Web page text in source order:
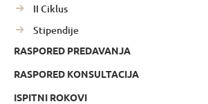
II Ciklus
Stipendije
RASPORED PREDAVANJA
RASPORED KONSULTACIJA
ISPITNI ROKOVI